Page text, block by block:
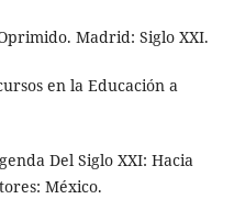
Madrid: Siglo XXI.
en la Educación a
Del Siglo XXI: Hacia
México.